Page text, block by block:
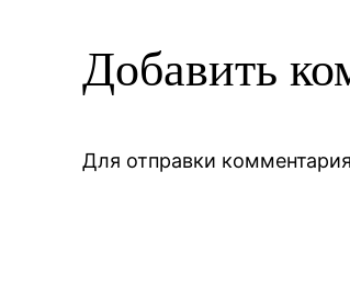
Добавить
Для отправки